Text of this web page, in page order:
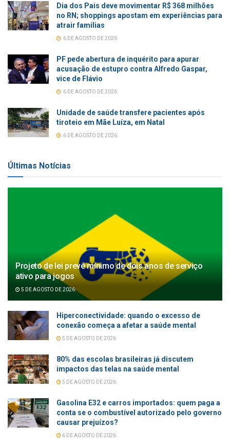
Dia dos Pais deve movimentar R$ 368 milhões
no RN; shoppings apostam em experiências para
atrair famílias
6 DE AGOSTO DE 2026
PF pede abertura de inquérito para apurar
acusação de estupro contra Alfredo Gaspar,
vice de Flávio
6 DE AGOSTO DE 2026
Unidade de saúde transfere pacientes após
tiroteio em Mãe Luíza, em Natal
6 DE AGOSTO DE 2026
Últimas Notícias
Projeto de lei prevê mínimo de dois anos de serviço
ativo para jogos
5 DE AGOSTO DE 2026
Hiperconectividade: quando o excesso de
conexão começa a afetar a saúde mental
5 DE AGOSTO DE 2026
80% das escolas brasileiras já discutem
impactos das telas na saúde mental
5 DE AGOSTO DE 2026
Gasolina E32 e carros importados: quem paga a
conta se o combustível autorizado pelo governo
causar prejuízos?
6 DE AGOSTO DE 2026